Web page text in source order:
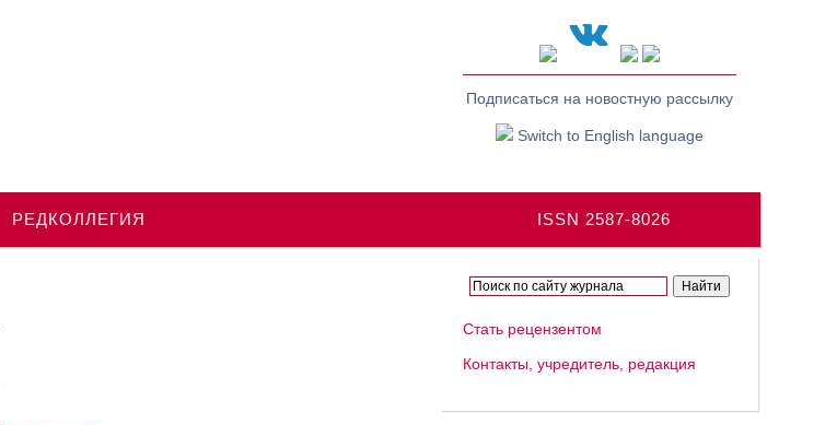
Подписаться на новостную рассылку
Switch to English language
ISSN 2587-8026
РЕДКОЛЛЕГИЯ
Стать рецензентом
Контакты, учредитель, редакция